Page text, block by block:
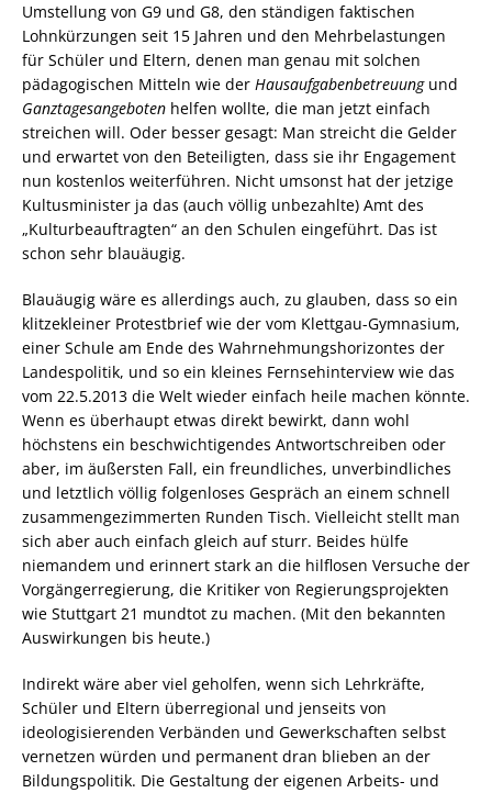
Umstellung von G9 und G8, den ständigen faktischen
Lohnkürzungen seit 15 Jahren und den Mehrbelastungen
für Schüler und Eltern, denen man genau mit solchen
pädagogischen Mitteln wie der Hausaufgabenbetreuungund
Ganztagesangeboten helfen wollte, die man jetzt einfach
streichen will. Oder besser gesagt: Man streicht die Gelder
und erwartet von den Beteiligten, dass sie ihr Engagement
nun kostenlos weiterführen. Nicht umsonst hat der jetzige
Kultusminister ja das (auch völlig unbezahlte) Amt des
„Kulturbeauftragten“ an den Schulen eingeführt. Das ist
schon sehr blauäugig.
Blauäugig wäre es allerdings auch, zu glauben, dass so ein
klitzekleiner Protestbrief wie der vom Klettgau-Gymnasium,
einer Schule am Ende des Wahrnehmungshorizontes der
Landespolitik, und so ein kleines Fernsehinterview wie das
vom 22.5.2013 die Welt wieder einfach heile machen könnte.
Wenn es überhaupt etwas direkt bewirkt, dann wohl
höchstens ein beschwichtigendes Antwortschreiben oder
aber, im äußersten Fall, ein freundliches, unverbindliches
und letztlich völlig folgenloses Gespräch an einem schnell
zusammengezimmerten Runden Tisch. Vielleicht stellt man
sich aber auch einfach gleich auf sturr. Beides hülfe
niemandem und erinnert stark an die hilflosen Versuche der
Vorgängerregierung, die Kritiker von Regierungsprojekten
wie Stuttgart 21 mundtot zu machen. (Mit den bekannten
Auswirkungen bis heute.)
Indirekt wäre aber viel geholfen, wenn sich Lehrkräfte,
Schüler und Eltern überregional und jenseits von
ideologisierenden Verbänden und Gewerkschaften selbst
vernetzen würden und permanent dran blieben an der
Bildungspolitik. Die Gestaltung der eigenen Arbeits- und